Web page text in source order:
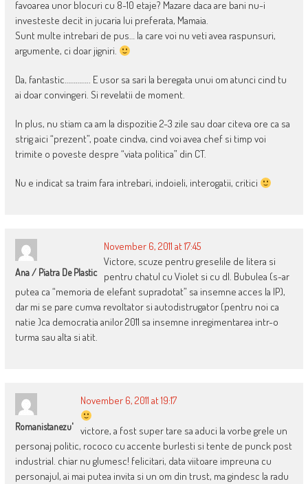
favoarea unor blocuri cu 8-10 etaje? Mazare daca are bani nu-i
investeste decit in jucaria lui preferata, Mamaia.
Sunt multe intrebari de pus… la care voi nu veti avea raspunsuri,
argumente, ci doar jigniri.
Da, fantastic………….. E usor sa sari la beregata unui om atunci cind tu
ai doar convingeri. Si revelatii de moment.
In plus, nu stiam ca am la dispozitie 2-3 zile sau doar citeva ore ca sa
strig aici “prezent”, poate cindva, cind voi avea chef si timp voi
trimite o poveste despre “viata politica” din CT.
Nu e indicat sa traim fara intrebari, indoieli, interogatii, critici
Ana / Piatra De Plastic
November 6, 2011 at 17:45
Victore, scuze pentru greselile de litera si
pentru chatul cu Violet si cu dl. Bubulea (s-ar
putea ca “memoria de elefant supradotat” sa insemne acces la IP),
dar mi se pare cumva revoltator si autodistrugator (pentru noi ca
natie )ca democratia anilor 2011 sa insemne inregimentarea intr-o
turma sau alta si atit.
Romanistanezu'
November 6, 2011 at 19:17
victore, a fost super tare sa aduci la vorbe grele un
personaj politic, rococo cu accente burlesti si tente de punck post
industrial. chiar nu glumesc! felicitari, data viitoare impreuna cu
personajul, ai mai putea invita si un om din trust, ma gindesc la radu